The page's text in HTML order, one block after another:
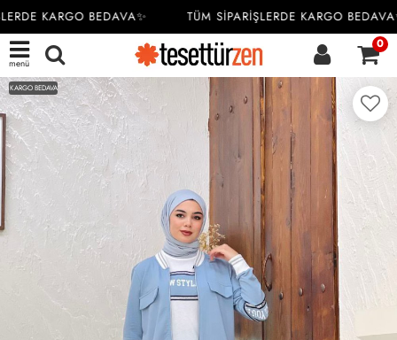
KARGO BEDAVA✨ TÜM SİPARİŞLERDE KARGO
menü
0
KARGO BEDAVA